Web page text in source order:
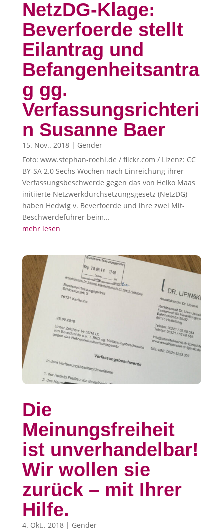
NetzDG-Klage:
Beverfoerde stellt
Eilantrag und
Befangenheitsantra
g gg.
Verfassungsrichteri
n Susanne Baer
15. Nov.. 2018| Gender
Foto: www.stephan-roehl.de / flickr.com / Lizenz: CC
BY-SA 2.0 Sechs Wochen nach Einreichung ihrer
Verfassungsbeschwerde gegen das von Heiko Maas
initiierte Netzwerkdurchsetzungsgesetz (NetzDG)
haben Hedwig v. Beverfoerde und ihre zwei Mit-
Beschwerdeführer beim...
mehr lesen
Die
Meinungsfreiheit
ist unverhandelbar!
Wir wollen sie
zurück – mit Ihrer
Hilfe.
4. Okt.. 2018| Gender